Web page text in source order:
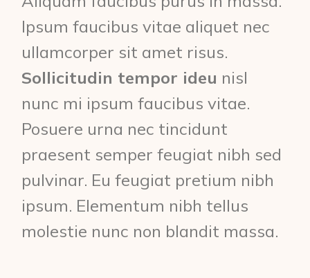
Ipsum faucibus vitae aliquet nec
ullamcorper sit amet risus.
Sollicitudin tempor ideu nisl
nunc mi ipsum faucibus vitae.
Posuere urna nec tincidunt
praesent semper feugiat nibh sed
pulvinar. Eu feugiat pretium nibh
ipsum. Elementum nibh tellus
molestie nunc non blandit massa.